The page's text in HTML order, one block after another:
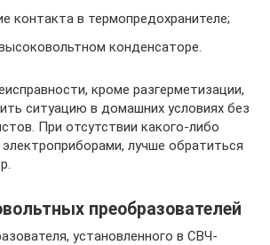
контакта в термопредохранителе;
конденсаторе.
кроме разгерметизации,
ситуацию в домашних условиях без
При отсутствии какого-либо
лучше обратиться
преобразователей
установленного в СВЧ-